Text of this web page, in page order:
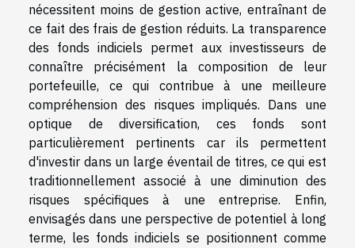
nécessitent moins de gestion active, entraînant de
ce fait des frais de gestion réduits. La transparence
des fonds indiciels permet aux investisseurs de
connaître précisément la composition de leur
portefeuille, ce qui contribue à une meilleure
compréhension des risques impliqués. Dans une
optique de diversification, ces fonds sont
particulièrement pertinents car ils permettent
d'investir dans un large éventail de titres, ce qui est
traditionnellement associé à une diminution des
risques spécifiques à une entreprise. Enfin,
envisagés dans une perspective de potentiel à long
terme, les fonds indiciels se positionnent comme